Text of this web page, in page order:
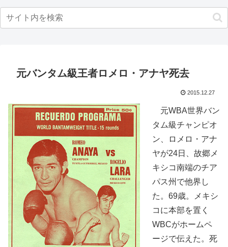
元バンタム級王者ロメロ・アナヤ死去
2015.12.27
元WBA世界バン
タム級チャンピオ
ン、ロメロ・アナ
ヤが24日、故郷メ
キシコ南端のチア
パス州で他界し
た。69歳。メキシ
コに本部を置く
WBCがホームペ
ージで伝えた。死